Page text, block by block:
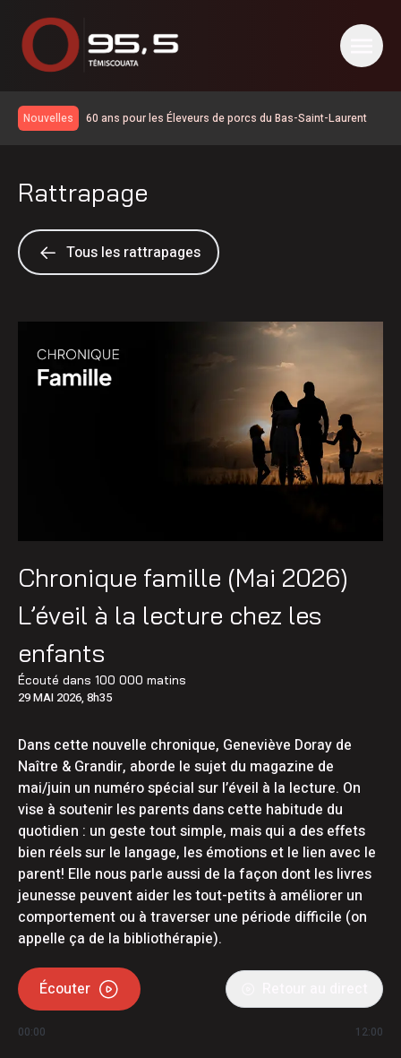
Nouvelles
60 ans pour les Éleveurs de porcs du Bas-Saint-Laurent
d’initiatives populaire
La foudre a déclenché des dizaines de feux de forêt en
juillet au Québec
Bas-Saint-Laurent et de la Gaspésie
Élections 2026: le Parti québécois conserve son avance
dans les intentions de vote
Travaux d’asphaltage sur la route 296 à Lac-des-Aigles
C’est officiel, le train de passagers partiel de jour revient
en Gaspésie et dans le Bas-Saint-Laurent d’ici 2028
l’Association du cancer de l’Est du Québec
Rattrapage
Tous les rattrapages
Chronique famille (Mai 2026)
L’éveil à la lecture chez les
enfants
Écouté dans 100 000 matins
29 MAI 2026, 8h35
Dans cette nouvelle chronique, Geneviève Doray de
Naître & Grandir, aborde le sujet du magazine de
mai/juin un numéro spécial sur l’éveil à la lecture. On
vise à soutenir les parents dans cette habitude du
quotidien : un geste tout simple, mais qui a des effets
bien réels sur le langage, les émotions et le lien avec le
parent! Elle nous parle aussi de la façon dont les livres
jeunesse peuvent aider les tout-petits à améliorer un
comportement ou à traverser une période difficile (on
appelle ça de la bibliothérapie).
Écouter
00:00 12:00